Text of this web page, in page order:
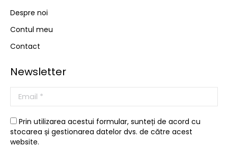
Despre noi
Contul meu
Contact
Newsletter
Prin utilizarea acestui formular, sunteți de acord cu
stocarea și gestionarea datelor dvs. de către acest
website.